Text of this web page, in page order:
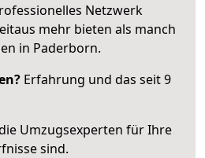
Netzwerk
mehr bieten als manch
in Paderborn.
Erfahrung und das seit 9
Umzugsexperten für Ihre
sind.